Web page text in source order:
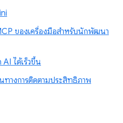
ของเครื่องมือสำหรับนักพัฒนา
AI ได้เร็วขึ้น
างการติดตามประสิทธิภาพ